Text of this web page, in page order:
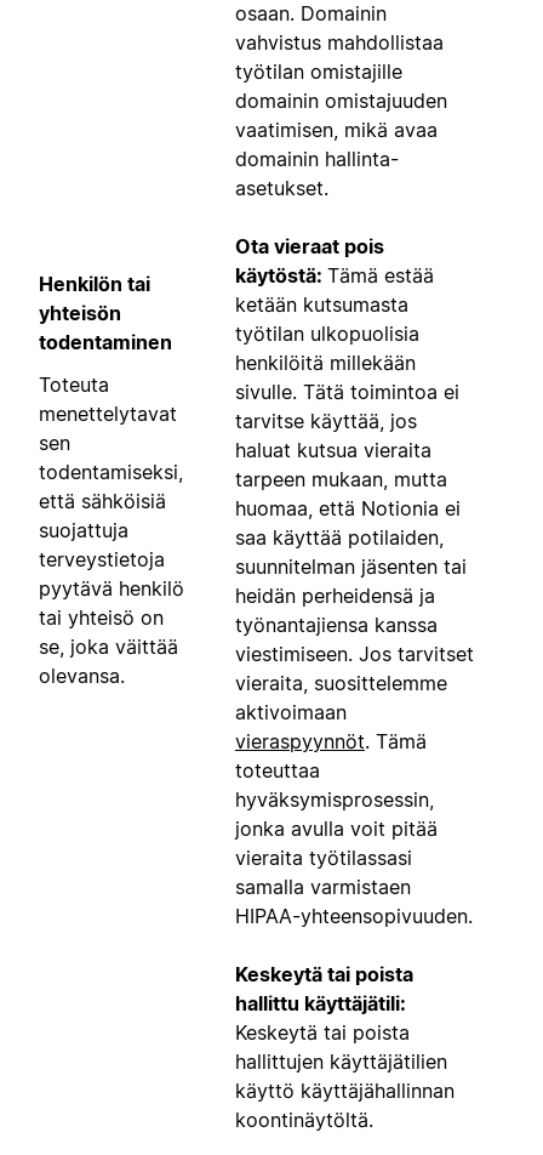
Henkilön tai
yhteisön
todentaminen
Toteuta
menettelytavat
sen
todentamiseksi,
että sähköisiä
suojattuja
terveystietoja
pyytävä henkilö
tai yhteisö on
se, joka väittää
olevansa.
osaan. Domainin
vahvistus mahdollistaa
työtilan omistajille
domainin omistajuuden
vaatimisen, mikä avaa
domainin hallinta-
asetukset.
Ota vieraat pois
käytöstä: Tämä estää
ketään kutsumasta
työtilan ulkopuolisia
henkilöitä millekään
sivulle. Tätä toimintoa ei
tarvitse käyttää, jos
haluat kutsua vieraita
tarpeen mukaan, mutta
huomaa, että Notionia ei
saa käyttää potilaiden,
suunnitelman jäsenten tai
heidän perheidensä ja
työnantajiensa kanssa
viestimiseen. Jos tarvitset
vieraita, suosittelemme
aktivoimaan
vieraspyynnöt. Tämä
toteuttaa
hyväksymisprosessin,
jonka avulla voit pitää
vieraita työtilassasi
samalla varmistaen
HIPAA-yhteensopivuuden.
Keskeytä tai poista
hallittu käyttäjätili:
Keskeytä tai poista
hallittujen käyttäjätilien
käyttö käyttäjähallinnan
koontinäytöltä.